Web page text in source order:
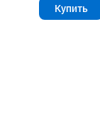
Купить